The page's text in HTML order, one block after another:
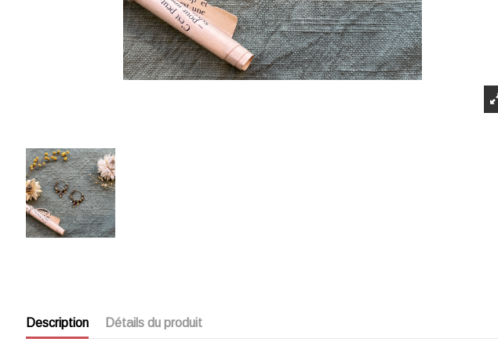
Description Détails du produit